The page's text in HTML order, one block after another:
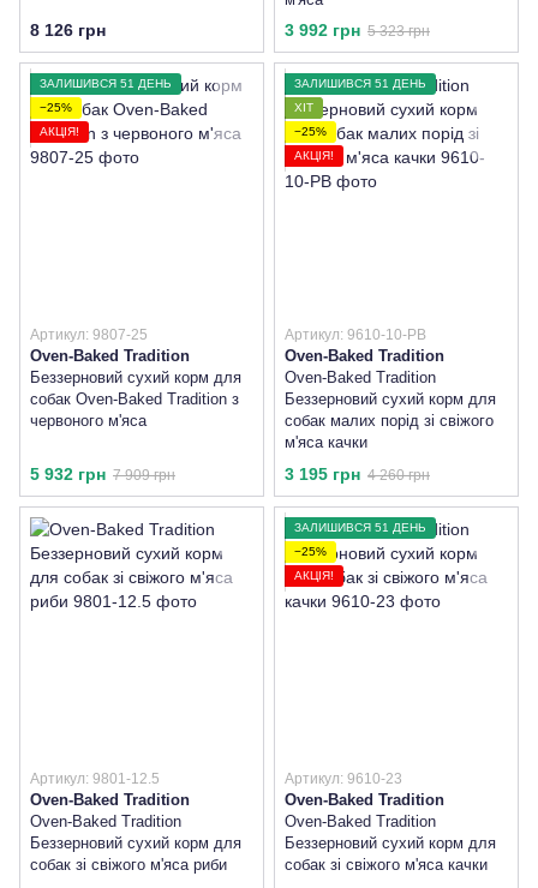
8 126 грн 3 992 грн 5 323 грн
ЗАЛИШИВСЯ 51 ДЕНЬ
−25%
АКЦІЯ!
Артикул: 9807-25
Oven-Baked Tradition
Беззерновий сухий корм для
собак Oven-Baked Tradition з
червоного м'яса
5 932 грн 7 909 грн
ЗАЛИШИВСЯ 51 ДЕНЬ
ХІТ
−25%
АКЦІЯ!
Артикул: 9610-10-PB
Oven-Baked Tradition
Oven-Baked Tradition
Беззерновий сухий корм для
собак малих порід зі свіжого
м'яса качки
3 195 грн 4 260 грн
Артикул: 9801-12.5
Oven-Baked Tradition
Oven-Baked Tradition
Беззерновий сухий корм для
собак зі свіжого м'яса риби
ЗАЛИШИВСЯ 51 ДЕНЬ
−25%
АКЦІЯ!
Артикул: 9610-23
Oven-Baked Tradition
Oven-Baked Tradition
Беззерновий сухий корм для
собак зі свіжого м'яса качки